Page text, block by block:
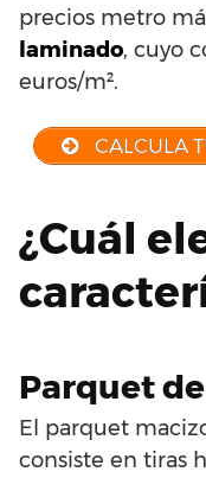
precios metro
laminado, cuyo
euros/m².
CALCULA
¿Cuál
Parquet
El parquet
consiste en tiras